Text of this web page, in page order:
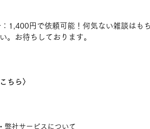
1,400円で依頼可能！何気ない雑談はも
。お待ちしております。
ちら〉
弊社サービスについて